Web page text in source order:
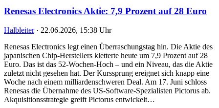
Renesas Electronics Aktie: 7,9 Prozent auf 28 Euro
Halbleiter · 22.06.2026, 15:38 Uhr
Renesas Electronics legt einen Überraschungstag hin. Die Aktie des
japanischen Chip-Herstellers kletterte heute um 7,9 Prozent auf 28
Euro. Das ist das 52-Wochen-Hoch – und ein Niveau, das die Aktie
zuletzt nicht gesehen hat. Der Kurssprung ereignet sich knapp eine
Woche nach einem milliardenschweren Deal. Am 17. Juni schloss
Renesas die Übernahme des US-Software-Spezialisten Pictorus ab.
Akquisitionsstrategie greift Pictorus entwickelt…